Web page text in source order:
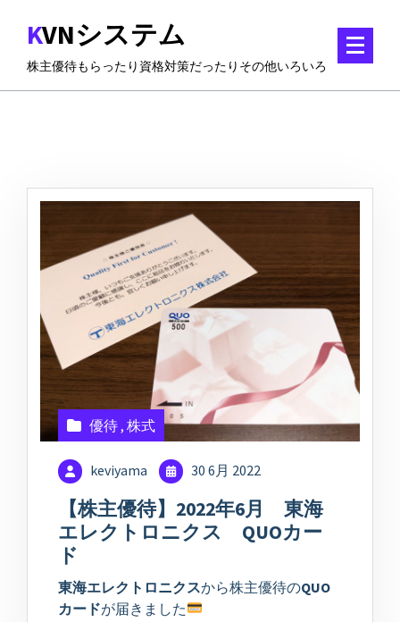
ツ
KVNシステム
株主優待もらったり資格対策だったりその他いろいろ
優待, 株式
keviyama 30 6月 2022
【株主優待】2022年6月 東海
エレクトロニクス QUOカー
ド
東海エレクトロニクスから株主優待のQUO
カードが届きました